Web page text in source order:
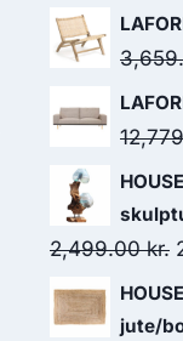
2,499.00kr.
jute/